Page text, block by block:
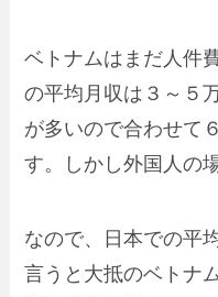
ベトナムはまだ人件
の平均月収は３～５
が多いので合わせて
す。しかし外国人の
なので、日本での平
言うと大抵のベトナ